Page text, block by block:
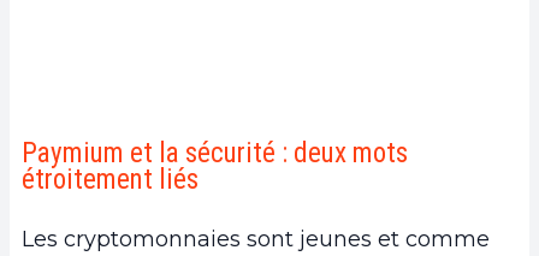
Paymium et la sécurité : deux mots
étroitement liés
Les cryptomonnaies sont jeunes et comme